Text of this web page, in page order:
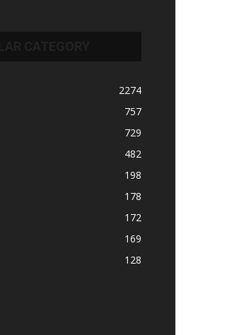
2274
757
729
482
198
178
172
169
128